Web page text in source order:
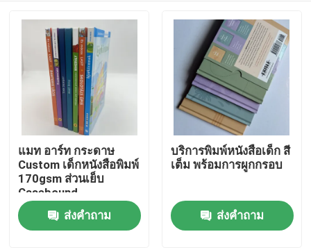
แมท อาร์ท กระดาษ
Custom เด็กหนังสือพิมพ์
170gsm ส่วนเย็บ
Casebound
ส่งคำถาม
บริการพิมพ์หนังสือเด็ก สี
เต็ม พร้อมการผูกกรอบ
ส่งคำถาม